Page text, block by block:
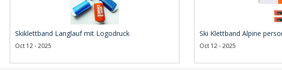
Skiklettband Langlauf mit Logodruck
Oct 12 - 2025
Ski Klettband Alpine
Oct 12 - 2025